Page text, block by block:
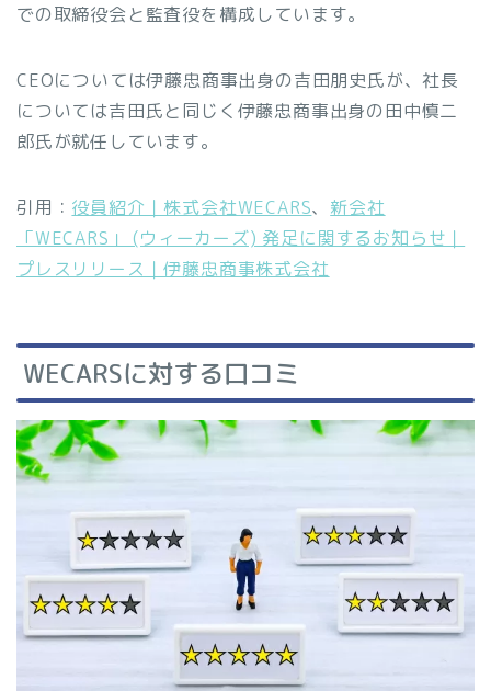
での取締役会と監査役を構成しています。
CEOについては伊藤忠商事出身の吉田朋史氏が、社長
については吉田氏と同じく伊藤忠商事出身の田中慎二
郎氏が就任しています。
引用： 役員紹介｜株式会社WECARS、 新会社
「WECARS」 (ウィーカーズ) 発足に関するお知らせ｜
プレスリリース｜伊藤忠商事株式会社
WECARSに対する口コミ